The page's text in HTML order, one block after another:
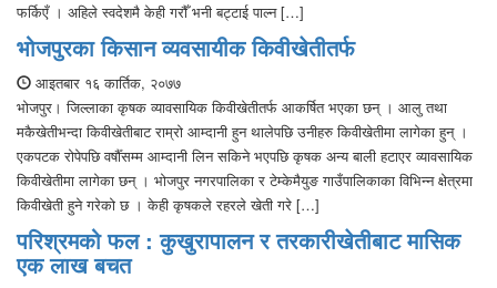
फर्किएँ । अहिले स्वदेशमै केही गरौँ भनी बट्टाई पाल्न […]
भोजपुरका किसान व्यवसायीक किवीखेतीतर्फ
आइतबार १६ कार्तिक, २०७७
भोजपुर। जिल्लाका कृषक व्यावसायिक किवीखेतीतर्फ आकर्षित भएका छन् । आलु तथा
मकैखेतीभन्दा किवीखेतीबाट राम्रो आम्दानी हुन थालेपछि उनीहरु किवीखेतीमा लागेका हुन् ।
एकपटक रोपेपछि वर्षौँसम्म आम्दानी लिन सकिने भएपछि कृषक अन्य बाली हटाएर व्यावसायिक
किवीखेतीमा लागेका छन् । भोजपुर नगरपालिका र टेम्केमैयुङ गाउँपालिकाका विभिन्न क्षेत्रमा
किवीखेती हुने गरेको छ । केही कृषकले रहरले खेती गरे […]
परिश्रमको फल : कुखुरापालन र तरकारीखेतीबाट मासिक
एक लाख बचत